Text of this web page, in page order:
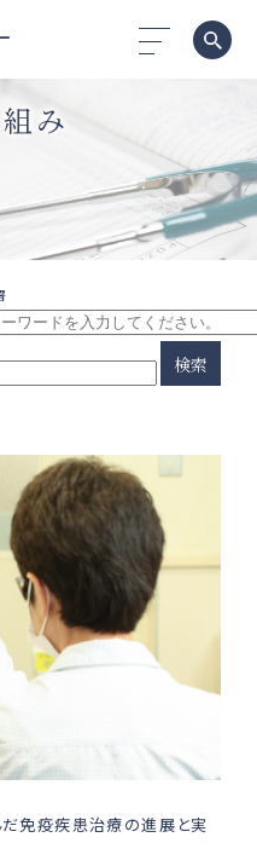
み
検索
免疫疾患治療の進展と実